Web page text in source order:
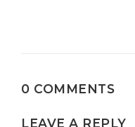
0 COMMENTS
LEAVE A REPLY